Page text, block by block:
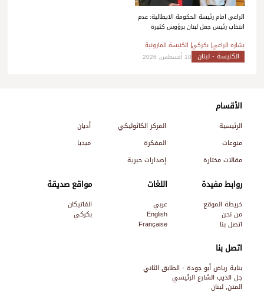
الراعي امام رئيسة الحكومة الايطالية: عدم
انتخاب رئيس جعل لبنان برؤوس كثيرة
بشاره الراعي بكركي الكنيسة المارونية
الكنيسة - لبنان 10 أغسطس, 2026
اتصل بنا
بناية رياض أبو جودة - الطابق الثاني
جل الديب الشارع الرئيسي
المتن, لبنان
الأقسام
الرئيسية المركز الكاثوليكي
أديان
منوعات
المفكرة
ميديا
مقالات مختارة
إصدارات حبرية
روابط مفيدة
خريطة الموقع
من نحن
اتصل بنا
اللغات
عربي
English
Française
مواقع صديقة
الفاتيكان
بكركي